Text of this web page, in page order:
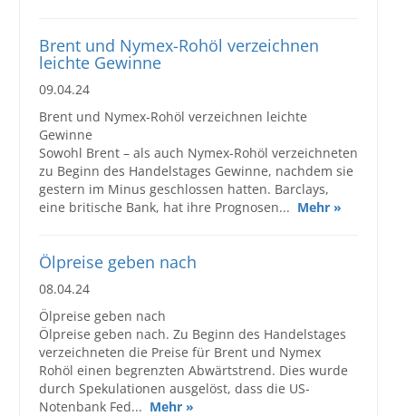
Brent und Nymex-Rohöl verzeichnen
leichte Gewinne
09.04.24
Brent und Nymex-Rohöl verzeichnen leichte
Gewinne
Sowohl Brent – als auch Nymex-Rohöl verzeichneten
zu Beginn des Handelstages Gewinne, nachdem sie
gestern im Minus geschlossen hatten. Barclays,
eine britische Bank, hat ihre Prognosen... Mehr »
Ölpreise geben nach
08.04.24
Ölpreise geben nach
Ölpreise geben nach. Zu Beginn des Handelstages
verzeichneten die Preise für Brent und Nymex
Rohöl einen begrenzten Abwärtstrend. Dies wurde
durch Spekulationen ausgelöst, dass die US-
Notenbank Fed... Mehr »